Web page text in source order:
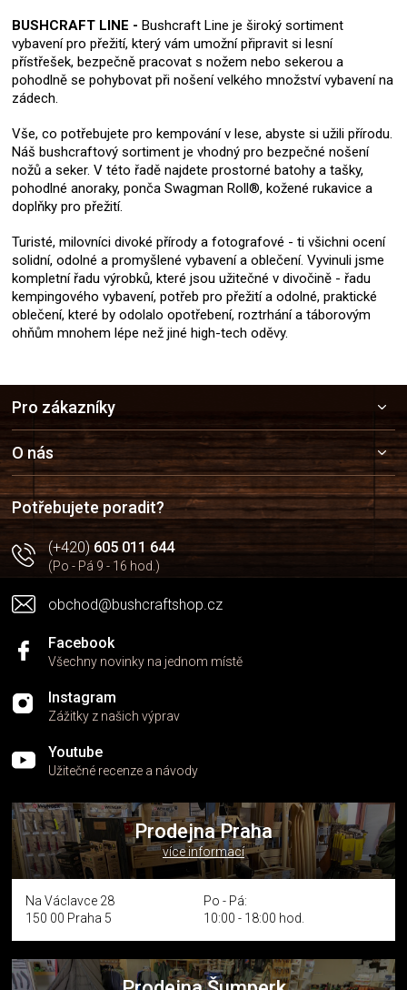
BUSHCRAFT LINE - Bushcraft Line je široký sortiment
vybavení pro přežití, který vám umožní připravit si lesní
přístřešek, bezpečně pracovat s nožem nebo sekerou a
pohodlně se pohybovat při nošení velkého množství vybavení na
zádech.
Vše, co potřebujete pro kempování v lese, abyste si užili přírodu.
Náš bushcraftový sortiment je vhodný pro bezpečné nošení
nožů a seker. V této řadě najdete prostorné batohy a tašky,
pohodlné anoraky, ponča Swagman Roll®, kožené rukavice a
doplňky pro přežití.
Turisté, milovníci divoké přírody a fotografové - ti všichni ocení
solidní, odolné a promyšlené vybavení a oblečení. Vyvinuli jsme
kompletní řadu výrobků, které jsou užitečné v divočině - řadu
kempingového vybavení, potřeb pro přežití a odolné, praktické
oblečení, které by odolalo opotřebení, roztrhání a táborovým
ohňům mnohem lépe než jiné high-tech oděvy.
a
t
í
Pro zákazníky
O nás
Potřebujete poradit?
(+420)605 011 644
(Po - Pá 9 - 16 hod.)
obchod@bushcraftshop.cz
Facebook
Všechny novinky na jednom místě
Instagram
Zážitky z našich výprav
Youtube
Užitečné recenze a návody
Prodejna Praha
více informací
Na Václavce 28
150 00 Praha 5
Po - Pá:
10:00 - 18:00 hod.